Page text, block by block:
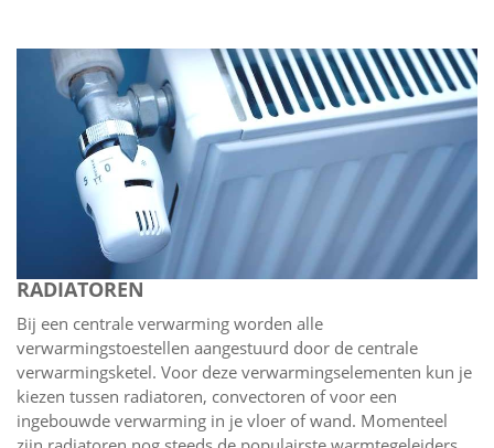
RADIATOREN
Bij een centrale verwarming worden alle
verwarmingstoestellen aangestuurd door de centrale
verwarmingsketel. Voor deze verwarmingselementen kun je
kiezen tussen radiatoren, convectoren of voor een
ingebouwde verwarming in je vloer of wand. Momenteel